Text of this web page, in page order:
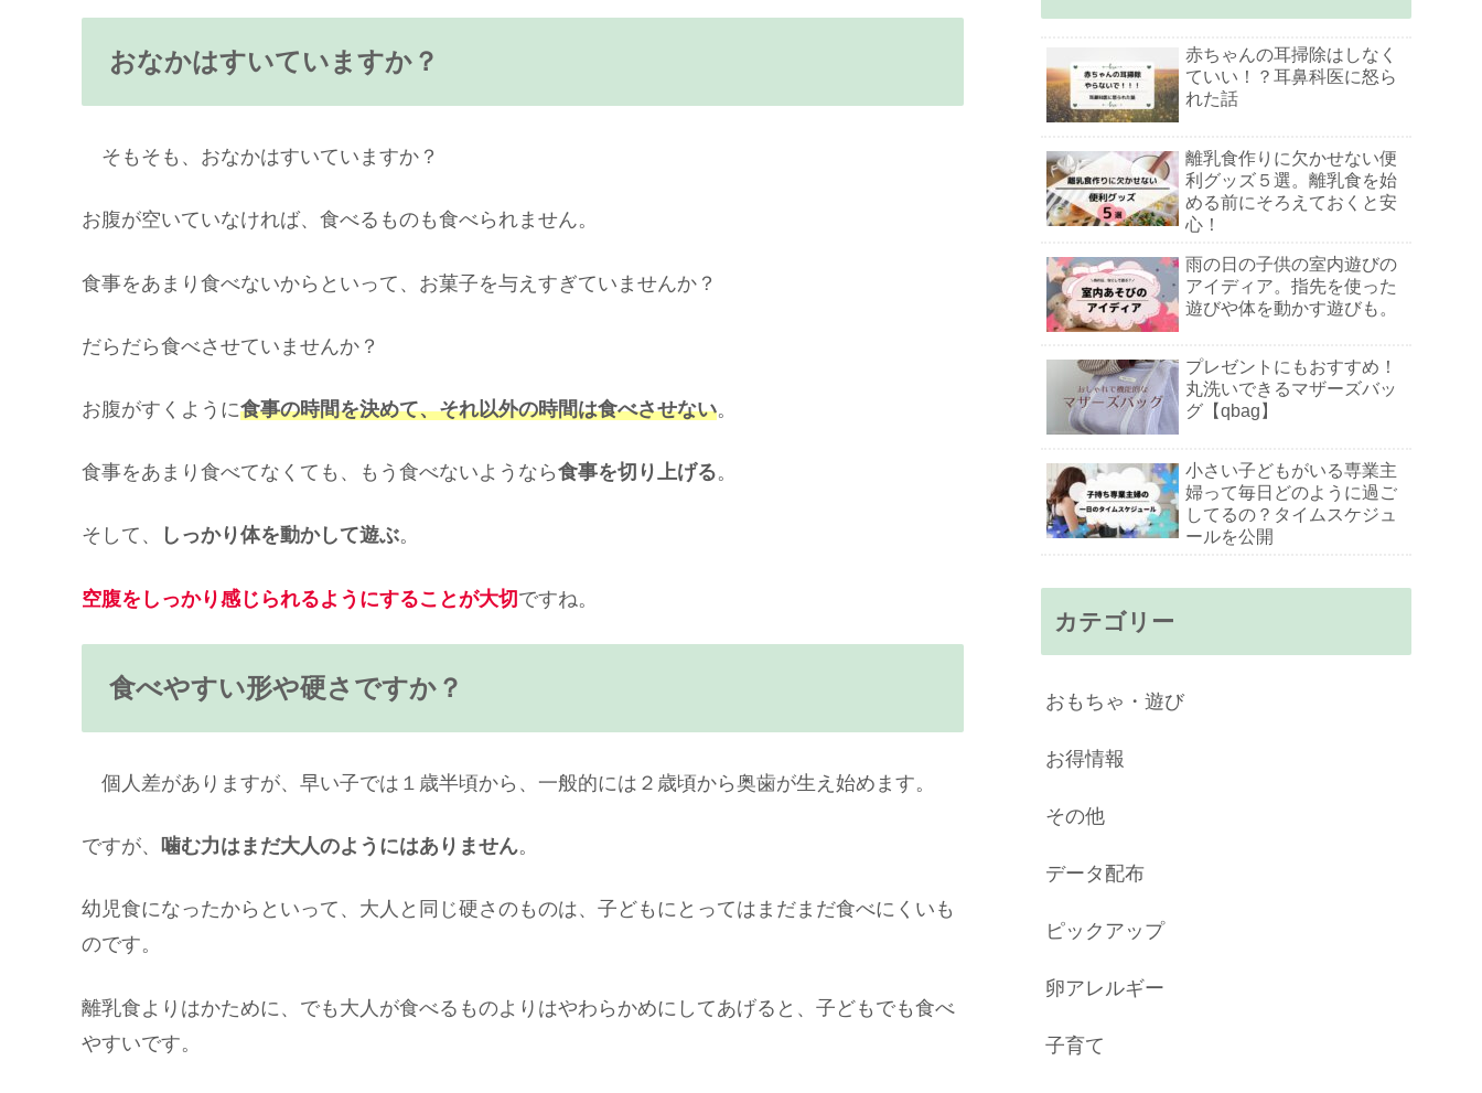
おなかはすいていますか？
そもそも、おなかはすいていますか？
お腹が空いていなければ、食べるものも食べられません。
食事をあまり食べないからといって、お菓子を与えすぎていませんか？
だらだら食べさせていませんか？
お腹がすくように食事の時間を決めて、それ以外の時間は食べさせない。
食事をあまり食べてなくても、もう食べないようなら食事を切り上げる。
そして、 しっかり体を動かして遊ぶ。
空腹をしっかり感じられるようにすることが大切ですね。
食べやすい形や硬さですか？
個人差がありますが、早い子では１歳半頃から、一般的には２歳頃から奥歯が生え始めます。
ですが、 噛む力はまだ大人のようにはありません。
幼児食になったからといって、大人と同じ硬さのものは、子どもにとってはまだまだ食べにくいも
のです。
離乳食よりはかために、でも大人が食べるものよりはやわらかめにしてあげると、子どもでも食べ
やすいです。
赤ちゃんの耳掃除はしなく
ていい！？耳鼻科医に怒ら
れた話
離乳食作りに欠かせない便
利グッズ５選。離乳食を始
める前にそろえておくと安
心！
雨の日の子供の室内遊びの
アイディア。指先を使った
遊びや体を動かす遊びも。
プレゼントにもおすすめ！
丸洗いできるマザーズバッ
グ【qbag】
小さい子どもがいる専業主
婦って毎日どのように過ご
してるの？タイムスケジュ
ールを公開
カテゴリー
おもちゃ・遊び
お得情報
その他
データ配布
ピックアップ
卵アレルギー
子育て